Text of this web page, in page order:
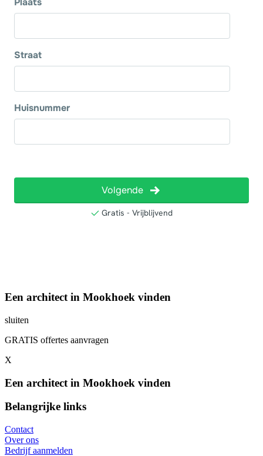
Een architect in Mookhoek vinden
sluiten
GRATIS offertes aanvragen
X
Een architect in Mookhoek vinden
Belangrijke links
Contact
Over ons
Bedrijf aanmelden